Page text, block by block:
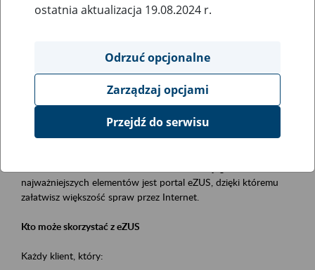
Szkolenia
obsługa klientów
Event description
Platforma Usług Elektronicznych ZUS eZUS
najważniejszych elementów jest portal eZUS, dzięki któremu
załatwisz większość spraw przez Internet.
Kto może skorzystać z eZUS
Każdy klient, który:
ostatnia aktualizacja 19.08.2024 r.
Odrzuć opcjonalne
Zarządzaj opcjami
Przejdź do serwisu